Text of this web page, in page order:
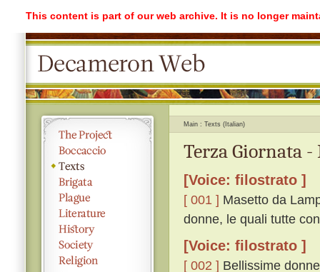
This content is part of our web archive. It is no longer
Main Texts (Italian)
Terza Giornata
[Voice: filostrato ]
[ 001 ] Masetto da
donne, le quali tutte
[Voice: filostrato ]
[ 002 ] Bellissime